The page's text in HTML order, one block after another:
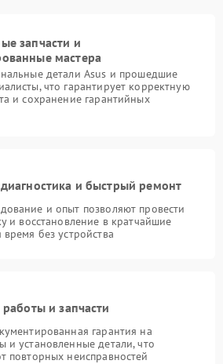
запчасти и
мастера
детали Asus и прошедшие
что гарантирует корректную
и сохранение гарантийных
и быстрый ремонт
и опыт позволяют провести
и восстановление в кратчайшие
без устройства
работы и запчасти
гарантия на
и установленные детали, что
повторных неисправностей